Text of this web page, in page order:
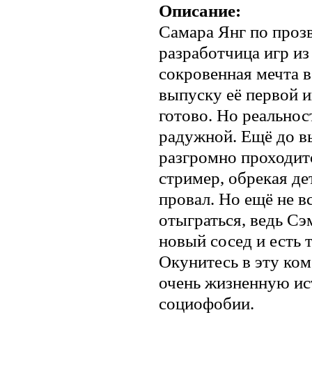
Описание:
Самара Янг по
разработчица игр
сокровенная мечта
выпуску её первой
готово. Но
радужной. Ещё до
разгромно
стример, обрекая
провал. Но ещё не
отыграться, ведь
новый сосед и есть
Окунитесь в эту
очень жизненную
социофобии.